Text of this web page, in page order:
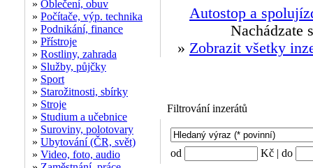
» Oblečení, obuv
» Počítače, výp. technika
» Podnikání, finance
» Přístroje
» Rostliny, zahrada
» Služby, půjčky
» Sport
» Starožitnosti, sbírky
» Stroje
» Studium a učebnice
» Suroviny, polotovary
» Ubytování (ČR, svět)
» Video, foto, audio
Autostop a
Nachádzate
» Zobrazit všetky
Filtrování inzerátů
od Kč | do